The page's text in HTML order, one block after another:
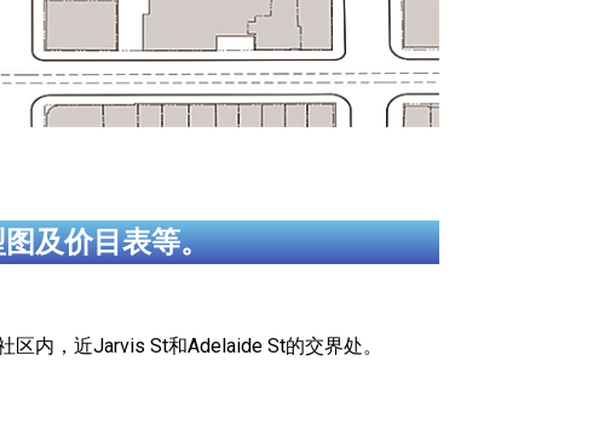
及价目表等。
内，近Jarvis St和Adelaide St的交界处。